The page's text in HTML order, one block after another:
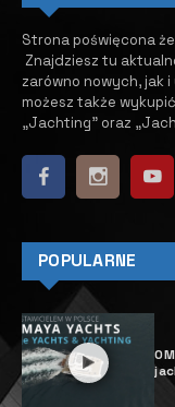
Strona poświęcona
Znajdziesz tu
zarówno nowych, jak
możesz także
„Jachting” oraz
POPULARNE